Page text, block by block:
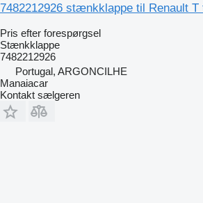
7482212926 stænkklappe til Renault
Pris efter forespørgsel
Stænkklappe
7482212926
Portugal, ARGONCILHE
Manaiacar
Kontakt sælgeren